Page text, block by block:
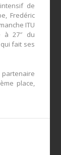
de
Fredéric
ITU
à 27″ du
fait ses
place,